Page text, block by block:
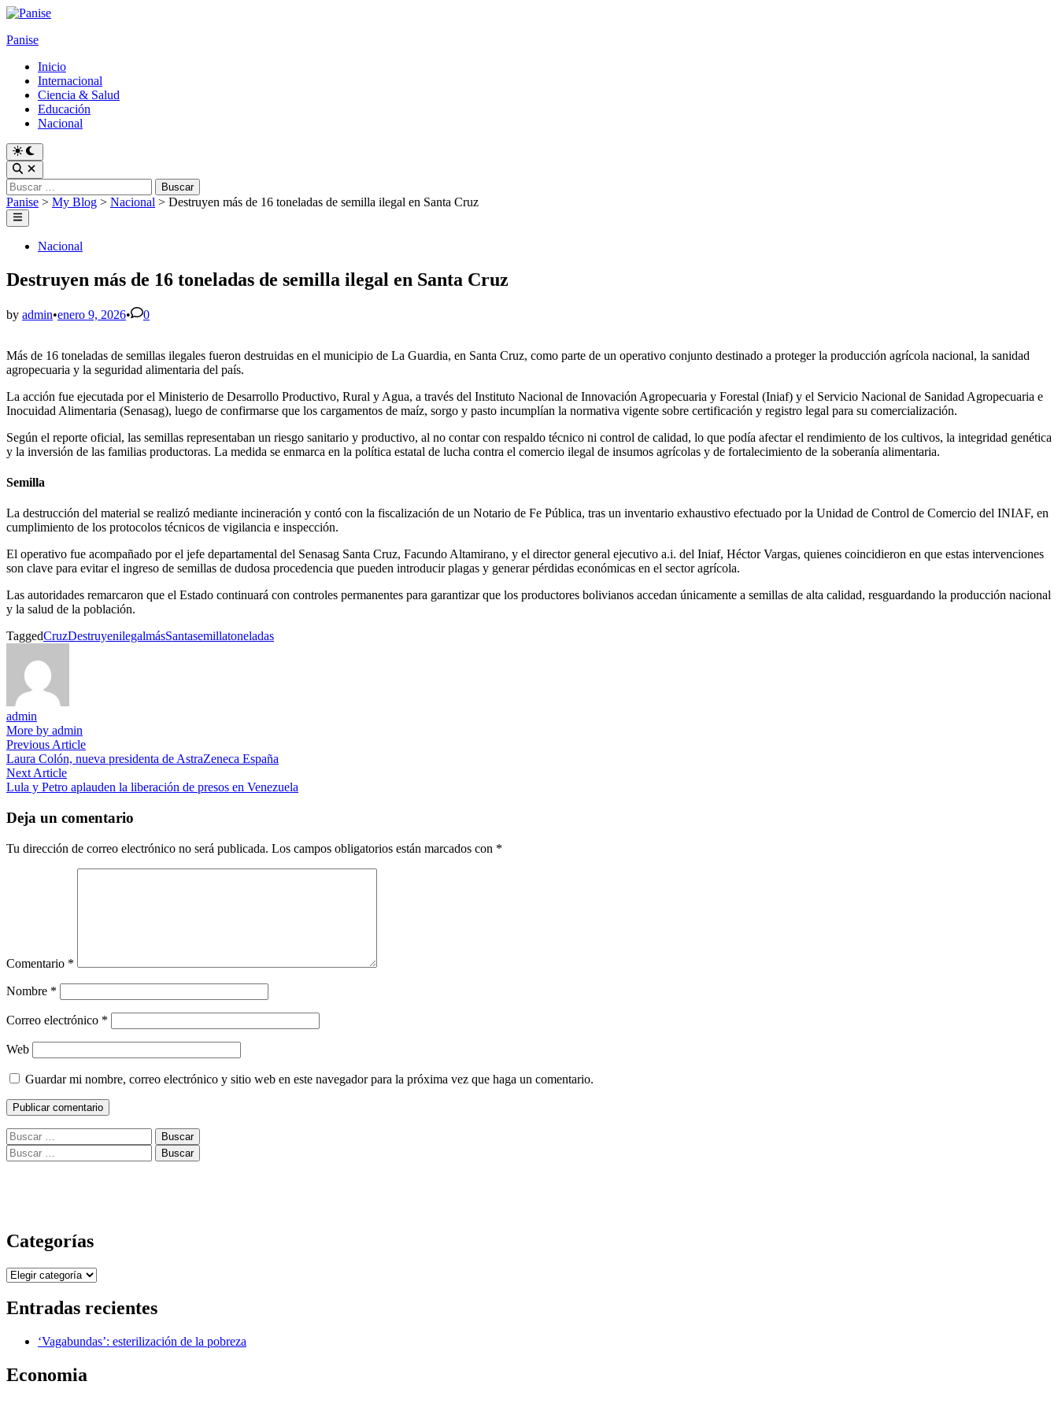
Skip
content
Panise
Inicio
Internacional
Ciencia & Salud
Educación
Nacional
Switch
to
dark
mode
Open
Search
Buscar:
Panise > My Blog > Nacional > Destruyen más de 16 toneladas de semilla ilegal en Santa Cruz
Main
Menu
PostedNacional
Destruyen más de 16 toneladas de semilla ilegal en Santa Cruz
by admin•enero 9, 2026• 0
Más de 16 toneladas de semillas ilegales fueron destruidas en el municipio de La Guardia, en Santa Cruz, como parte de un operativo conjunto destinado a proteger la producción agrícola nacional, la sanidad
agropecuaria y la seguridad alimentaria del país.
La acción fue ejecutada por el Ministerio de Desarrollo Productivo, Rural y Agua, a través del Instituto Nacional de Innovación Agropecuaria y Forestal (Iniaf) y el Servicio Nacional de Sanidad Agropecuaria e
Inocuidad Alimentaria (Senasag), luego de confirmarse que los cargamentos de maíz, sorgo y pasto incumplían la normativa vigente sobre certificación y registro legal para su comercialización.
Según el reporte oficial, las semillas representaban un riesgo sanitario y productivo, al no contar con respaldo técnico ni control de calidad, lo que podía afectar el rendimiento de los cultivos, la integridad genética
y la inversión de las familias productoras. La medida se enmarca en la política estatal de lucha contra el comercio ilegal de insumos agrícolas y de fortalecimiento de la soberanía alimentaria.
Semilla
La destrucción del material se realizó mediante incineración y contó con la fiscalización de un Notario de Fe Pública, tras un inventario exhaustivo efectuado por la Unidad de Control de Comercio del INIAF, en
cumplimiento de los protocolos técnicos de vigilancia e inspección.
El operativo fue acompañado por el jefe departamental del Senasag Santa Cruz, Facundo Altamirano, y el director general ejecutivo a.i. del Iniaf, Héctor Vargas, quienes coincidieron en que estas intervenciones
son clave para evitar el ingreso de semillas de dudosa procedencia que pueden introducir plagas y generar pérdidas económicas en el sector agrícola.
Las autoridades remarcaron que el Estado continuará con controles permanentes para garantizar que los productores bolivianos accedan únicamente a semillas de alta calidad, resguardando la producción nacional
y la salud de la población.
TaggedCruzDestruyenilegalmásSantasemillatoneladas
admin
More by admin
Navegación
de
entradas
Previous ArticlePrevious
article:
Laura Colón, nueva presidenta de AstraZeneca España
Next ArticleNext
article:
Lula y Petro aplauden la liberación de presos en Venezuela
Deja un comentario
Tu dirección de correo electrónico no será publicada. Los campos obligatorios están marcados con *
Comentario *
Nombre *
Correo electrónico *
Web
Guardar mi nombre, correo electrónico y sitio web en este navegador para la próxima vez que haga un comentario.
Buscar:
Buscar:
Categorías
Categorías
Entradas recientes
‘Vagabundas’: esterilización de la pobreza
Economia